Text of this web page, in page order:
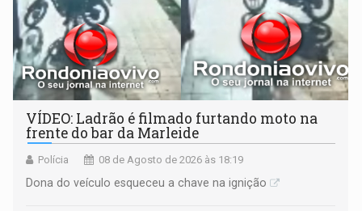
VÍDEO: Ladrão é filmado furtando moto na
frente do bar da Marleide
Polícia 08 de Agosto de 2026 às 18:19
Dona do veículo esqueceu a chave na ignição